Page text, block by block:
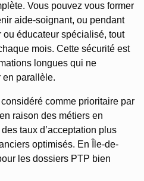
Vous pouvez vous former
aide-soignant, ou pendant
éducateur spécialisé, tout
mois. Cette sécurité est
longues qui ne
en parallèle.
comme prioritaire par
raison des métiers en
taux d’acceptation plus
optimisés. En Île-de-
les dossiers PTP bien